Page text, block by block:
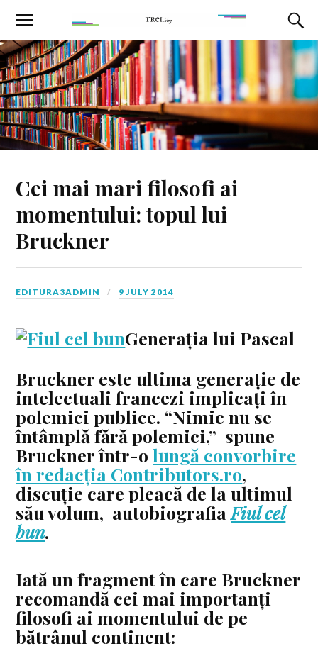
Cei mai mari filosofi ai
momentului: topul lui
Bruckner
EDITURA3ADMIN 9 JULY 2014
Generația lui Pascal
Bruckner este ultima generație de
intelectuali francezi implicați în
polemici publice. “Nimic nu se
întâmplă fără polemici,” spune
Bruckner într-olungă convorbire
în redacția Contributors.ro,
discuție care pleacă de la ultimul
său volum, autobiografiaFiul cel
bun.
Iată un fragment în care Bruckner
recomandă cei mai importanți
filosofi ai momentului de pe
bătrânul continent: